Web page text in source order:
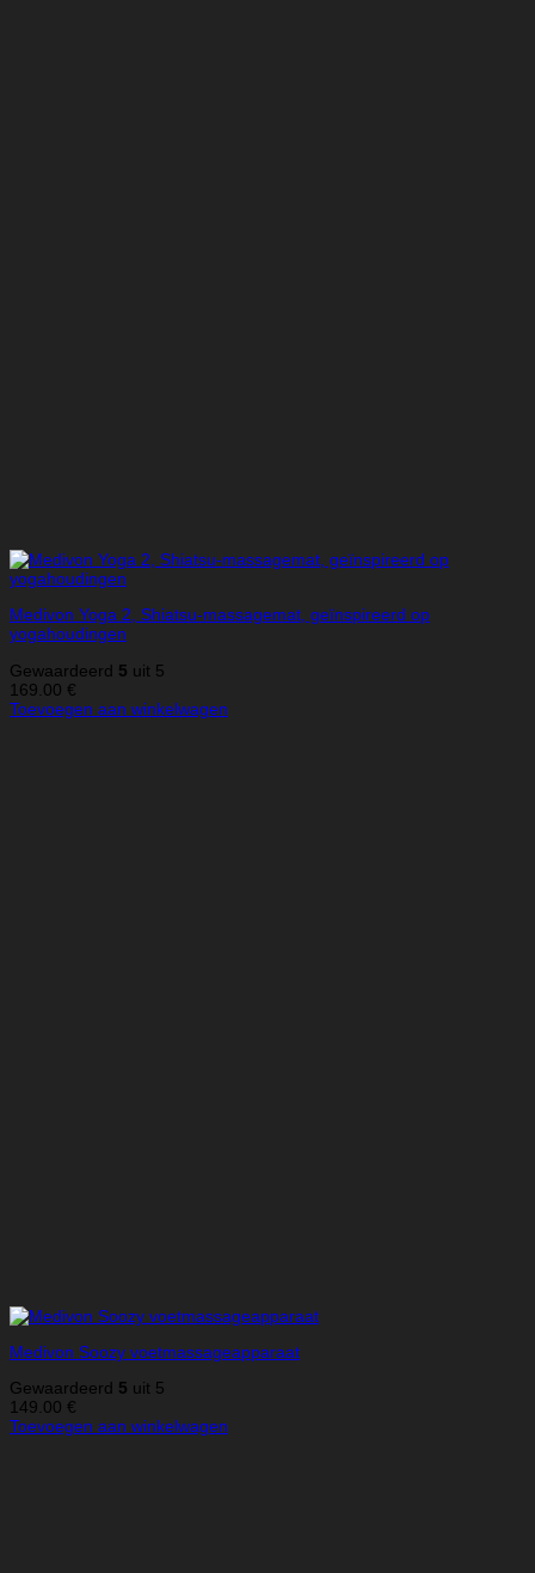
Medivon Yoga 2, Shiatsu-massagemat, geïnspireerd op
yogahoudingen
Gewaardeerd 5 uit 5
169.00 €
Toevoegen aan winkelwagen
Medivon Soozy voetmassageapparaat
Gewaardeerd 5 uit 5
149.00 €
Toevoegen aan winkelwagen